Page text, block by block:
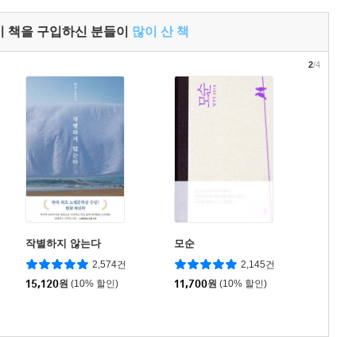
책을 구입하신 분들이 많이 산 책
작별하지 않는다
2,574건
15,120원 (10% 할인)
모순
2,145건
11,700원 (10% 할인)
2/4